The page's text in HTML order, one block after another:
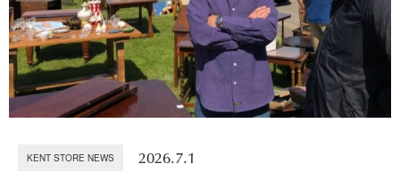
KENT STORE NEWS 2026.7.1